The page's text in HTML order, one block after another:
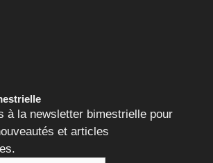
à la newsletter bimestrielle pour
et articles